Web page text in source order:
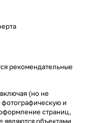
рекомендательные
(но не
фотографическую и
страниц,
объектами